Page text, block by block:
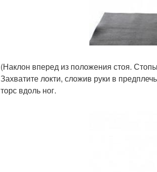
(Наклон вперед из положения стоя.
Захватите локти, сложив руки в
торс вдоль ног.